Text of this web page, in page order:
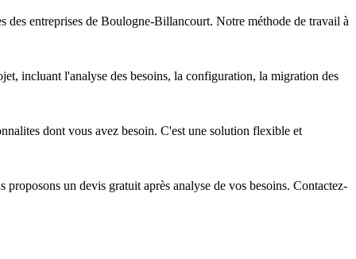
des entreprises de Boulogne-Billancourt. Notre méthode de travail à
incluant l'analyse des besoins, la configuration, la migration des
dont vous avez besoin. C'est une solution flexible et
un devis gratuit après analyse de vos besoins. Contactez-